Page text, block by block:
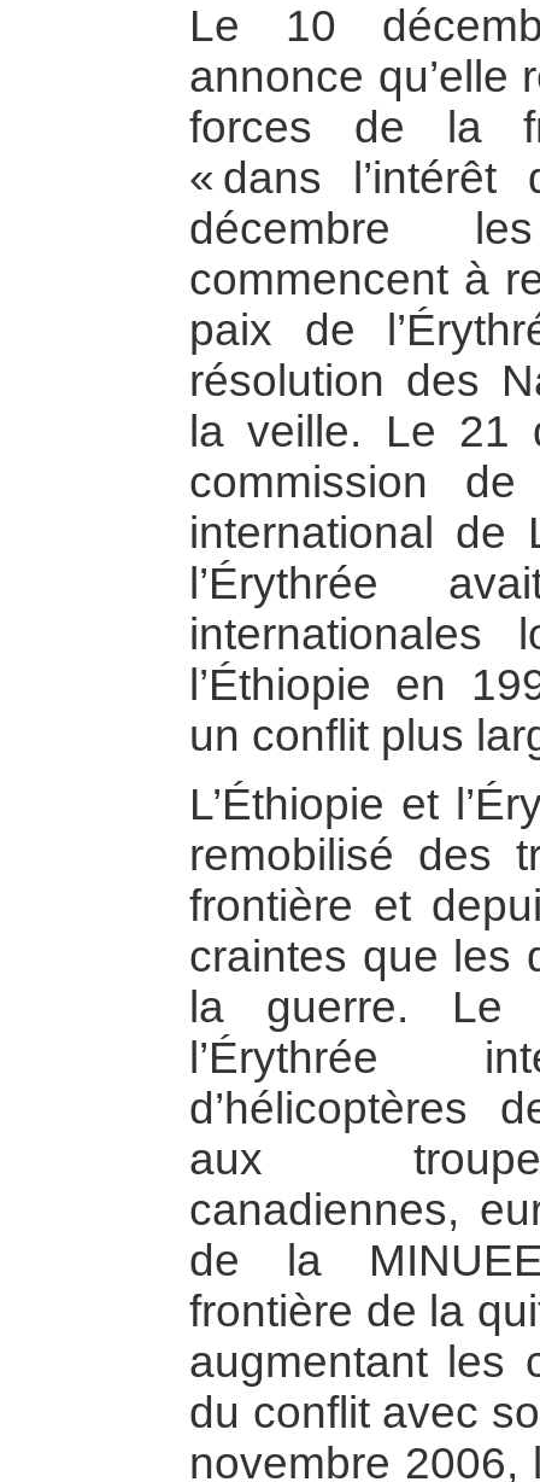
Le 10
annonce qu’elle
forces de la
« dans
décembre
commencent à
paix de
résolution des
la veille. Le 21
commission
international de
l’Érythrée
internationales
l’Éthiopie en
un conflit plus
L’Éthiopie et
remobilisé des
frontière et
craintes que les
la guerre. Le
l’Érythrée
d’hélicoptères
aux
canadiennes,
de la
frontière de la
augmentant les
du conflit avec
novembre 2006,